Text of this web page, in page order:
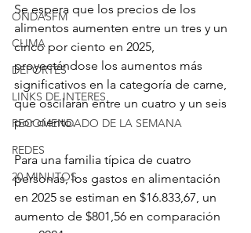
ONDASFM
CLIMA
DEPORTES
LINKS DE INTERES
RECOMENDADO DE LA SEMANA
REDES
20 MINUTOS
Se espera que los precios de los
alimentos aumenten entre un tres y un
cinco por ciento en 2025,
proyectándose los aumentos más
significativos en la categoría de carne,
que oscilarán entre un cuatro y un seis
por ciento.
Para una familia típica de cuatro
personas, los gastos en alimentación
en 2025 se estiman en $16.833,67, un
aumento de $801,56 en comparación